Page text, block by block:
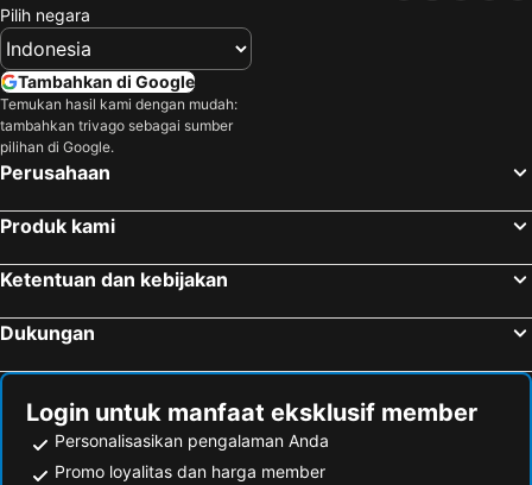
Pilih negara
Tambahkan di Google
Temukan hasil kami dengan mudah:
tambahkan trivago sebagai sumber
pilihan di Google.
Perusahaan
Produk kami
Ketentuan dan kebijakan
Dukungan
Login untuk manfaat eksklusif member
Personalisasikan pengalaman Anda
Promo loyalitas dan harga member